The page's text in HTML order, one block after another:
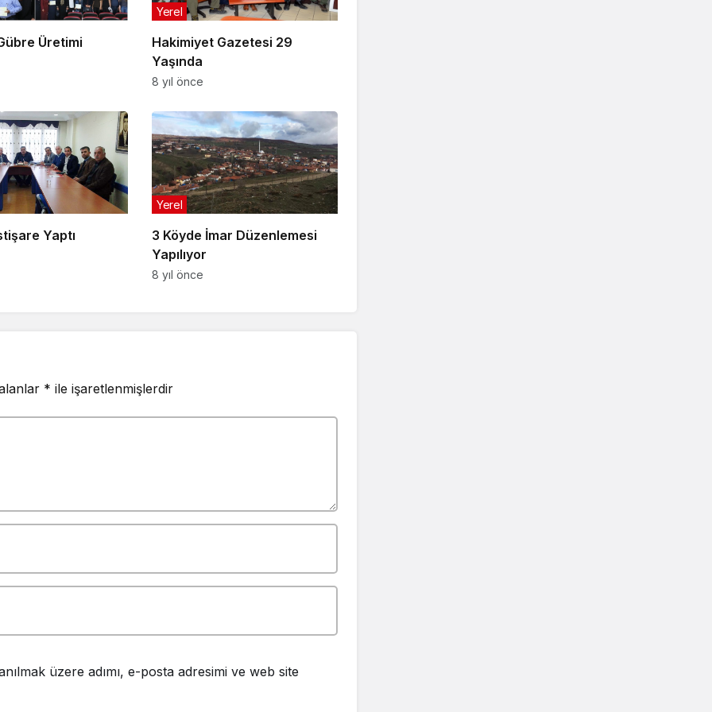
Üretimi
Hakimiyet Gazetesi 29
Yaşında
Yerel
8 yıl önce
Yaptı
3 Köyde İmar Düzenlemesi
Yapılıyor
Yerel
8 yıl önce
* ile işaretlenmişlerdir
üzere adımı, e-posta adresimi ve web site